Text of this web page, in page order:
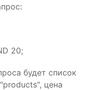
20;
будет список
цена